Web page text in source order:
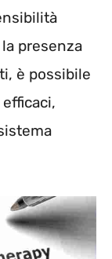
presenza
è possibile